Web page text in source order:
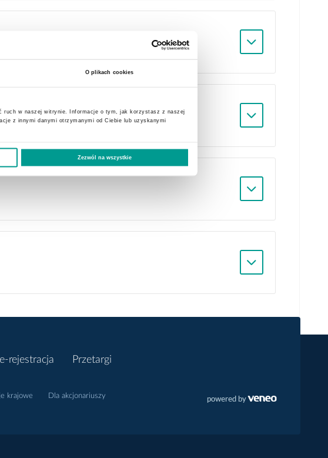
O plikach cookies
ruch w naszej witrynie. Informacje o tym, jak korzystasz z naszej
z innymi danymi otrzymanymi od Ciebie lub uzyskanymi
Zezwól na wszystkie
e-rejestracja Przetargi
krajowe Dla akcjonariuszy